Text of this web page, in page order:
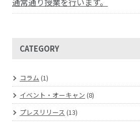
CATEGORY
コラム (1)
イベント・オーキャン (8)
プレスリリース (13)